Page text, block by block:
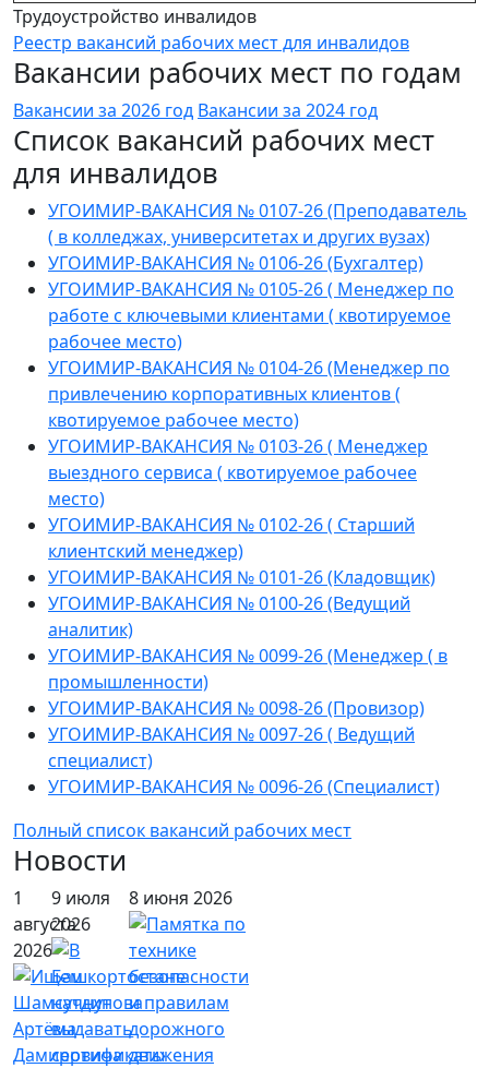
Трудоустройство инвалидов
Реестр вакансий рабочих мест для инвалидов
Вакансии рабочих мест по годам
Вакансии за 2026 год Вакансии за 2024 год
Список вакансий рабочих мест
для инвалидов
УГОИМИР-ВАКАНСИЯ № 0107-26 (Преподаватель
( в колледжах, университетах и других вузах)
УГОИМИР-ВАКАНСИЯ № 0106-26 (Бухгалтер)
УГОИМИР-ВАКАНСИЯ № 0105-26 ( Менеджер по
работе с ключевыми клиентами ( квотируемое
рабочее место)
УГОИМИР-ВАКАНСИЯ № 0104-26 (Менеджер по
привлечению корпоративных клиентов (
квотируемое рабочее место)
УГОИМИР-ВАКАНСИЯ № 0103-26 ( Менеджер
выездного сервиса ( квотируемое рабочее
место)
УГОИМИР-ВАКАНСИЯ № 0102-26 ( Старший
клиентский менеджер)
УГОИМИР-ВАКАНСИЯ № 0101-26 (Кладовщик)
УГОИМИР-ВАКАНСИЯ № 0100-26 (Ведущий
аналитик)
УГОИМИР-ВАКАНСИЯ № 0099-26 (Менеджер ( в
промышленности)
УГОИМИР-ВАКАНСИЯ № 0098-26 (Провизор)
УГОИМИР-ВАКАНСИЯ № 0097-26 ( Ведущий
специалист)
УГОИМИР-ВАКАНСИЯ № 0096-26 (Специалист)
Полный список вакансий рабочих мест
Новости
1
августа
2026
9 июля
2026
8 июня 2026